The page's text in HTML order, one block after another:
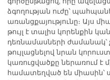
ձգողության ուժը՝
առանցքայությունը։ Այս
թույլ է տալիս կորենքին
դեռնամասների ժամանակ՝
թույլացնելով նրան
կառուցվածքը ներառում է
համատեղված են միասին՝